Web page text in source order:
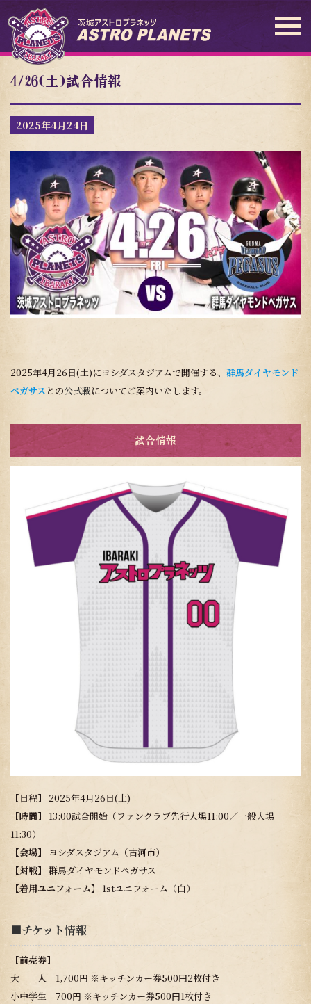
4/26(土)試合情報
2025年4月24日
2025年4月26日(土)にヨシダスタジアムで開催する、 群馬ダイヤモンド
ペガサス との公式戦についてご案内いたします。
試合情報
【日程】
2025年4月26日(土)
【時間】
13:00試合開始（ファンクラブ先行入場11:00／一般入場
11:30）
【会場】
ヨシダスタジアム（古河市）
【対戦】 群馬ダイヤモンドペガサス
【着用ユニフォーム】
1stユニフォーム（白）
■チケット情報
【前売券】
大 人 1,700円 ※キッチンカー券500円​2枚付き
小中学生 700円 ※キッチンカー券500円​1枚付き